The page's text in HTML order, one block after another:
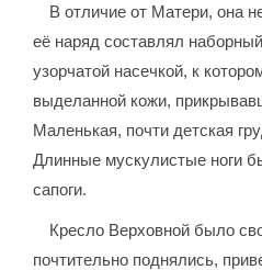
В отличие от Матери, она
её наряд составлял
узорчатой насечкой, к
выделанной кожи,
Маленькая, почти детская
Длинные мускулистые ноги
сапоги.
Кресло Верховной было
почтительно поднялись,